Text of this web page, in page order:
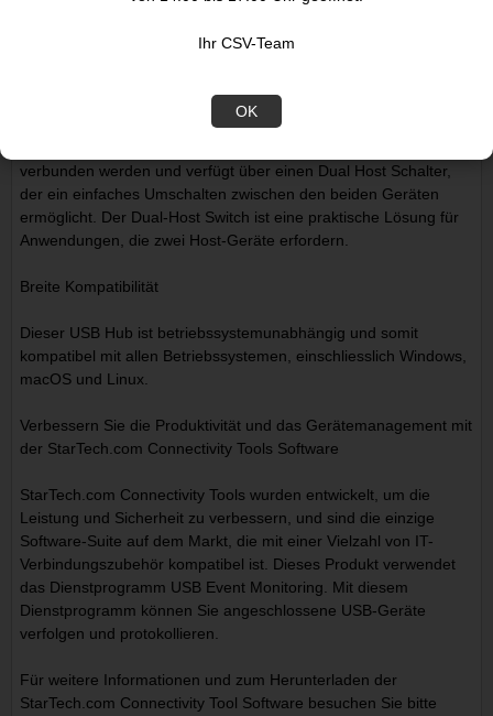
Ihr CSV-Team
OK
maximal 3,0A/15W kombiniert 1,5A/7,5W je Anschluss, oder
verbunden werden und verfügt über einen Dual Host Schalter,
der ein einfaches Umschalten zwischen den beiden Geräten
ermöglicht. Der Dual-Host Switch ist eine praktische Lösung für
Anwendungen, die zwei Host-Geräte erfordern.
Breite Kompatibilität
Dieser USB Hub ist betriebssystemunabhängig und somit
kompatibel mit allen Betriebssystemen, einschliesslich Windows,
macOS und Linux.
Verbessern Sie die Produktivität und das Gerätemanagement mit
der StarTech.com Connectivity Tools Software
StarTech.com Connectivity Tools wurden entwickelt, um die
Leistung und Sicherheit zu verbessern, und sind die einzige
Software-Suite auf dem Markt, die mit einer Vielzahl von IT-
Verbindungszubehör kompatibel ist. Dieses Produkt verwendet
das Dienstprogramm USB Event Monitoring. Mit diesem
Dienstprogramm können Sie angeschlossene USB-Geräte
verfolgen und protokollieren.
Für weitere Informationen und zum Herunterladen der
StarTech.com Connectivity Tool Software besuchen Sie bitte